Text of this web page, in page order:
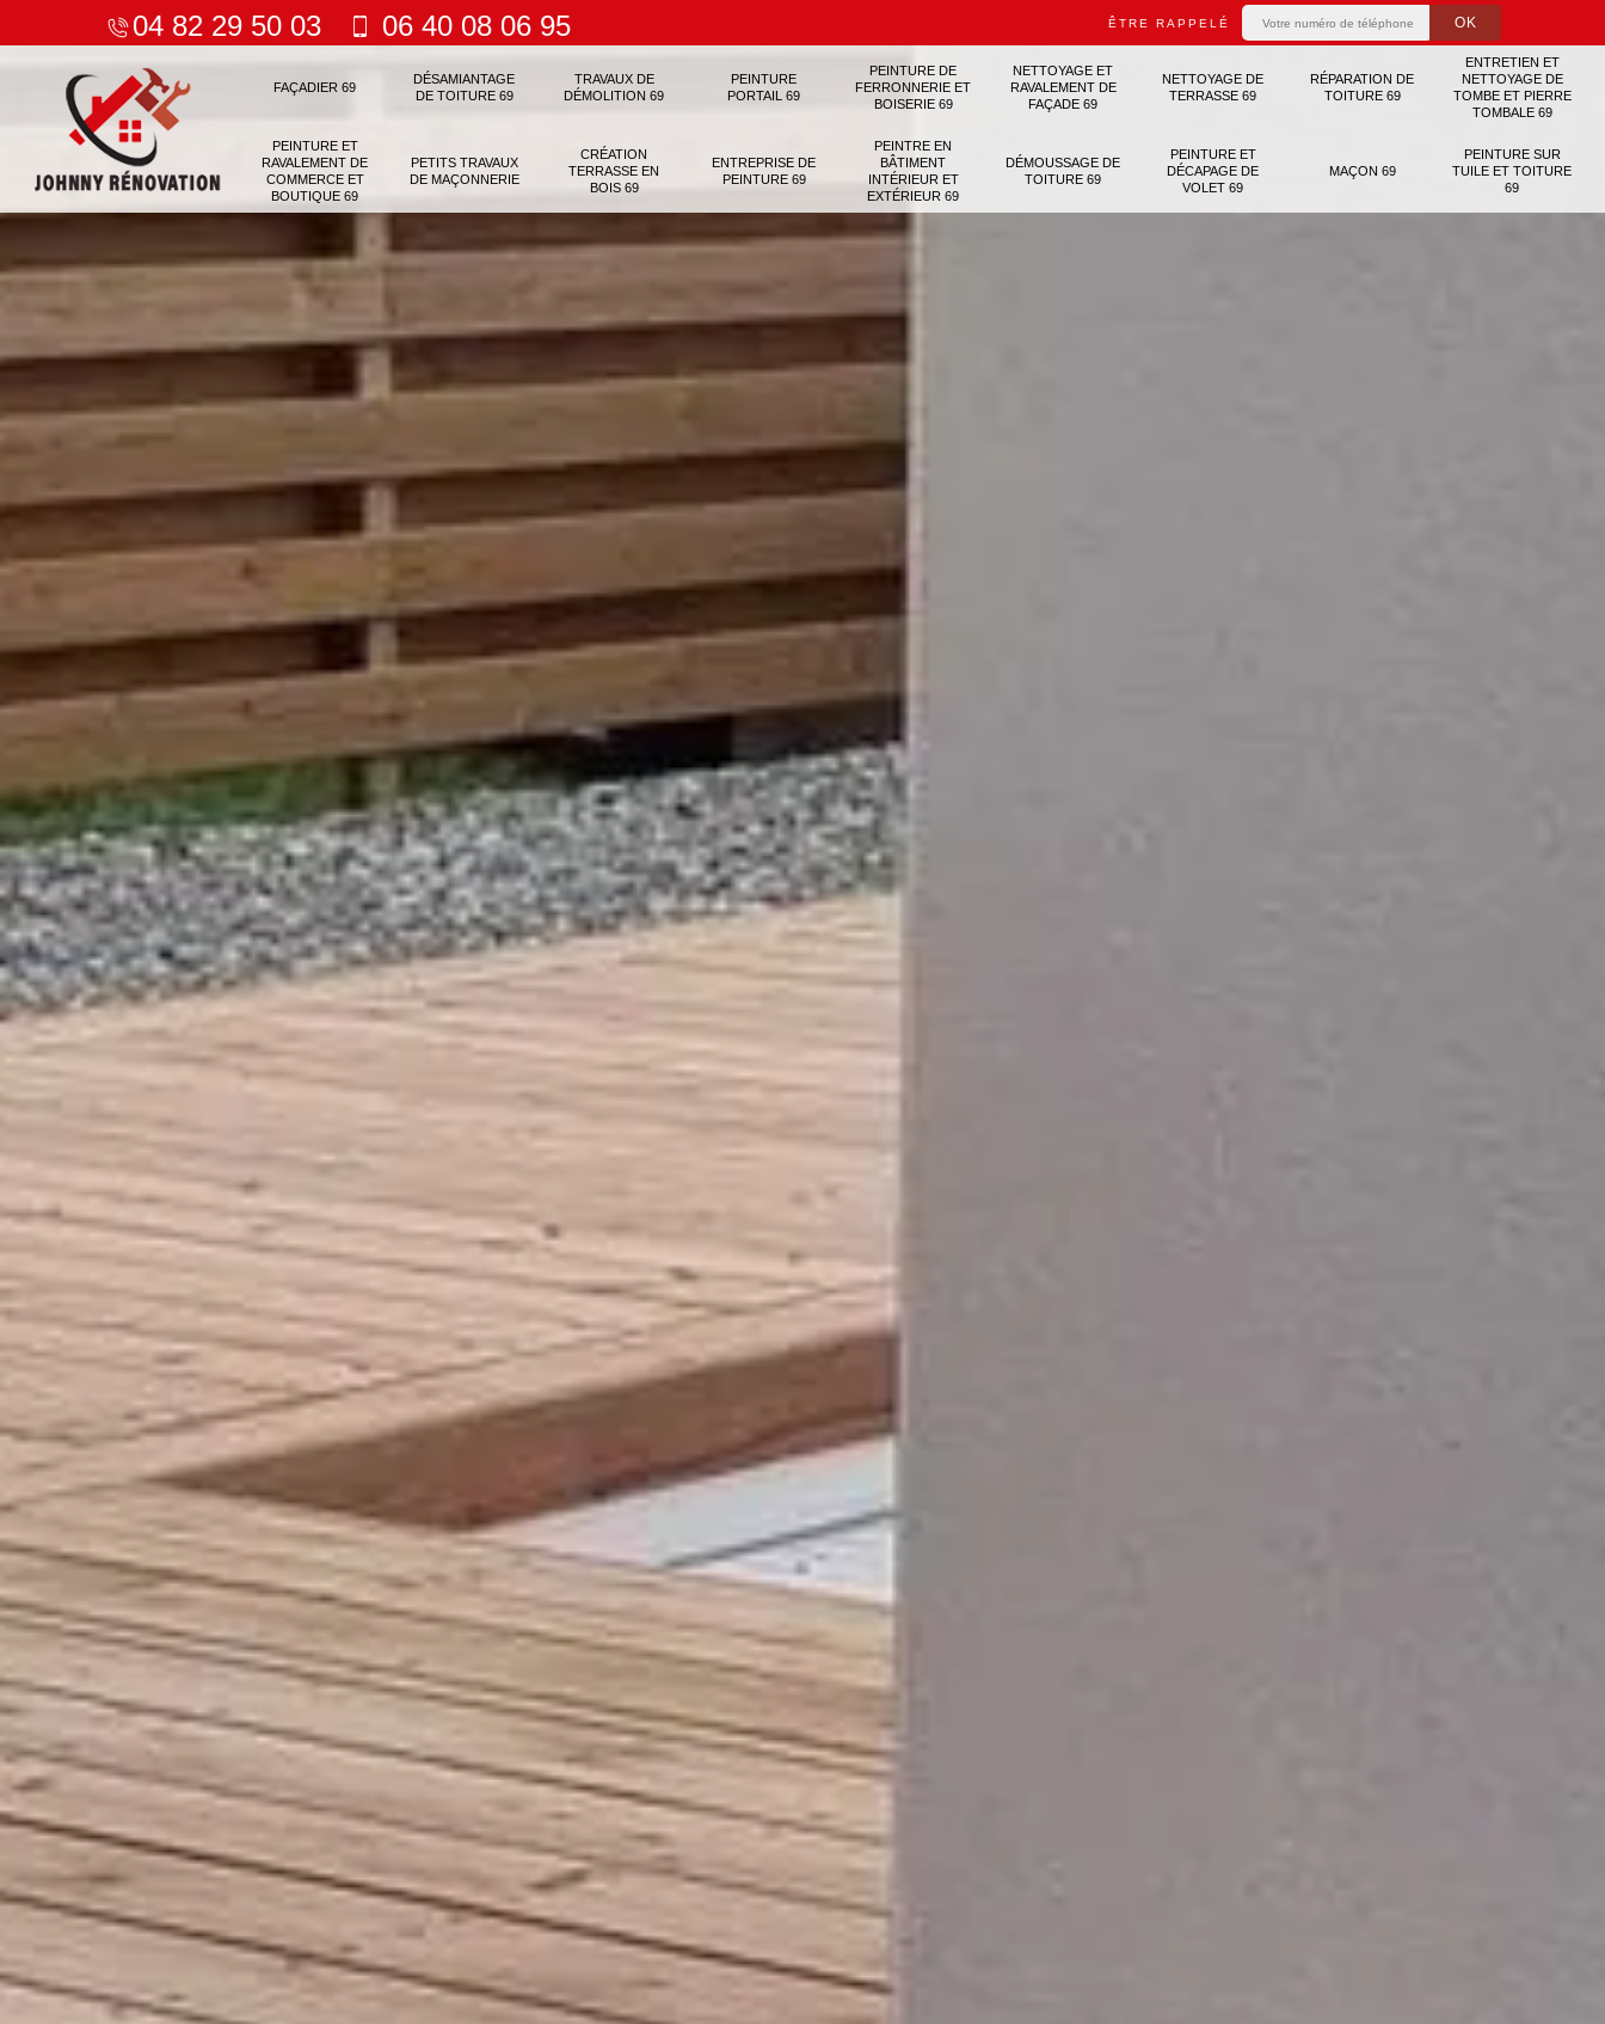
04 82 29 50 03 06 40 08 06 95 ÊTRE RAPPELÉ
FAÇADIER 69
DÉSAMIANTAGE
DE TOITURE 69
TRAVAUX DE
DÉMOLITION 69
PEINTURE
PORTAIL 69
PEINTURE DE
FERRONNERIE ET
BOISERIE 69
NETTOYAGE ET
RAVALEMENT DE
FAÇADE 69
NETTOYAGE DE
TERRASSE 69
RÉPARATION DE
TOITURE 69
ENTRETIEN ET
NETTOYAGE DE
TOMBE ET PIERRE
TOMBALE 69
PEINTURE ET
RAVALEMENT DE
COMMERCE ET
BOUTIQUE 69
PETITS TRAVAUX
DE MAÇONNERIE
CRÉATION
TERRASSE EN
BOIS 69
ENTREPRISE DE
PEINTURE 69
PEINTRE EN
BÂTIMENT
INTÉRIEUR ET
EXTÉRIEUR 69
DÉMOUSSAGE DE
TOITURE 69
PEINTURE ET
DÉCAPAGE DE
VOLET 69
MAÇON 69
PEINTURE SUR
TUILE ET TOITURE
69